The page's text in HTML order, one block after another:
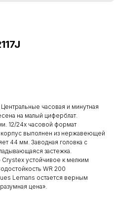
часовая и минутная
на малый циферблат.
12/24х часовой формат
выполнен из нержавеющей
44 мм. Заводная головка с
застежка.
устойчивое к мелким
WR 200
Lemans остается верным
цена».